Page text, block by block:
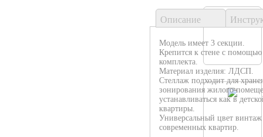
Описание
Модель имеет 3 секции.
Крепится к стене с
комплекта.
Материал изделия: ЛДСП.
Стеллаж подходит для
зонирования жилого
устанавливаться как в
квартиры.
Универсальный цвет
современных квартир.